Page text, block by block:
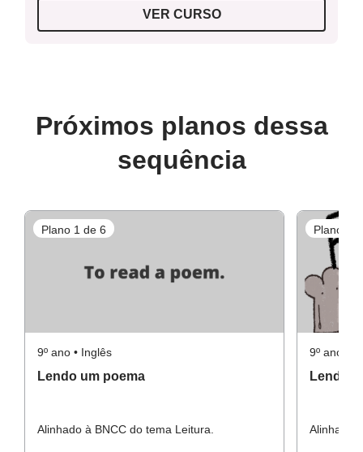
VER CURSO
Próximos planos dessa
sequência
Plano 1 de 6
9º ano • Inglês
Lendo um poema
Alinhado à BNCC do tema Leitura.
Plano 3
9º ano •
Lendo
Alinhado